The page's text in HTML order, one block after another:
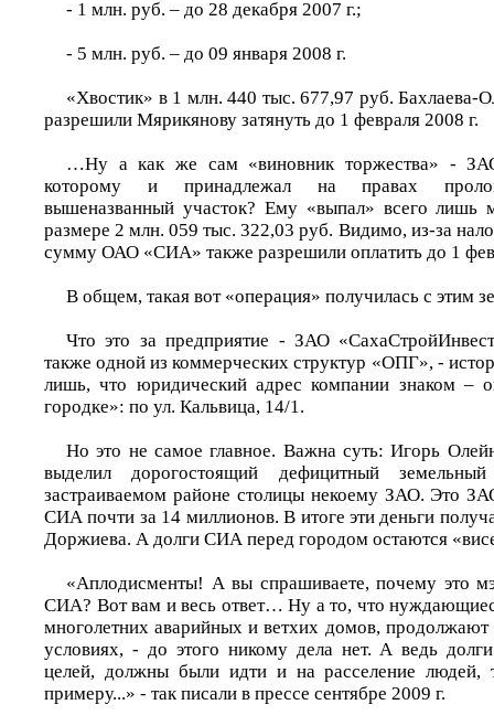
- 1 млн. руб. – до 28 декабря 2007 г.;
- 5 млн. руб. – до 09 января 2008 г.
«Хвостик» в 1 млн. 440 тыс. 677,97 руб. Бахлаева-
разрешили Мярикянову затянуть до 1 февраля 2008 г.
…Ну а как же сам «виновник торжества» -
которому и принадлежал на правах
вышеназванный участок? Ему «выпал» всего лишь
размере 2 млн. 059 тыс. 322,03 руб. Видимо, из-за
сумму ОАО «СИА» также разрешили оплатить до 1
В общем, такая вот «операция» получилась с этим
Что это за предприятие - ЗАО
также одной из коммерческих структур «ОПГ», -
лишь, что юридический адрес компании знаком –
городке»: по ул. Кальвица, 14/1.
Но это не самое главное. Важна суть: Игорь
выделил дорогостоящий дефицитный
застраиваемом районе столицы некоему ЗАО. Это
СИА почти за 14 миллионов. В итоге эти деньги
Доржиева. А долги СИА перед городом остаются
«Аплодисменты! А вы спрашиваете, почему это
СИА? Вот вам и весь ответ… Ну а то, что
многолетних аварийных и ветхих домов, продолжают
условиях, - до этого никому дела нет. А ведь
целей, должны были идти и на расселение людей,
примеру...» - так писали в прессе сентябре 2009 г.